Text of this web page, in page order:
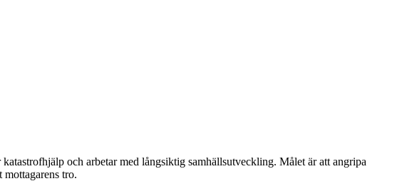
och arbetar med långsiktig samhällsutveckling. Målet är att angripa
tro.